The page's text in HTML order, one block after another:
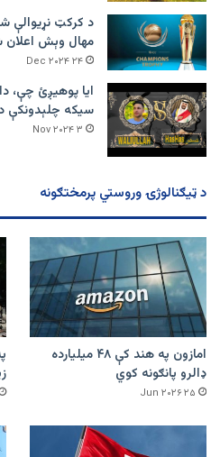
مهال وېش اعلان
۲۴ Dec ۲۰۲۴
ایا پوهیږئ چې،
سیکه چلېدونکې
۳ Nov ۲۰۲۴
د ټیګنالوژۍ وروستي پرمختګونه
امازون په هند کې ۴۸ میلیارده
ډالرو پانګونه کوي
۲۵ Jun ۲۰۲۶